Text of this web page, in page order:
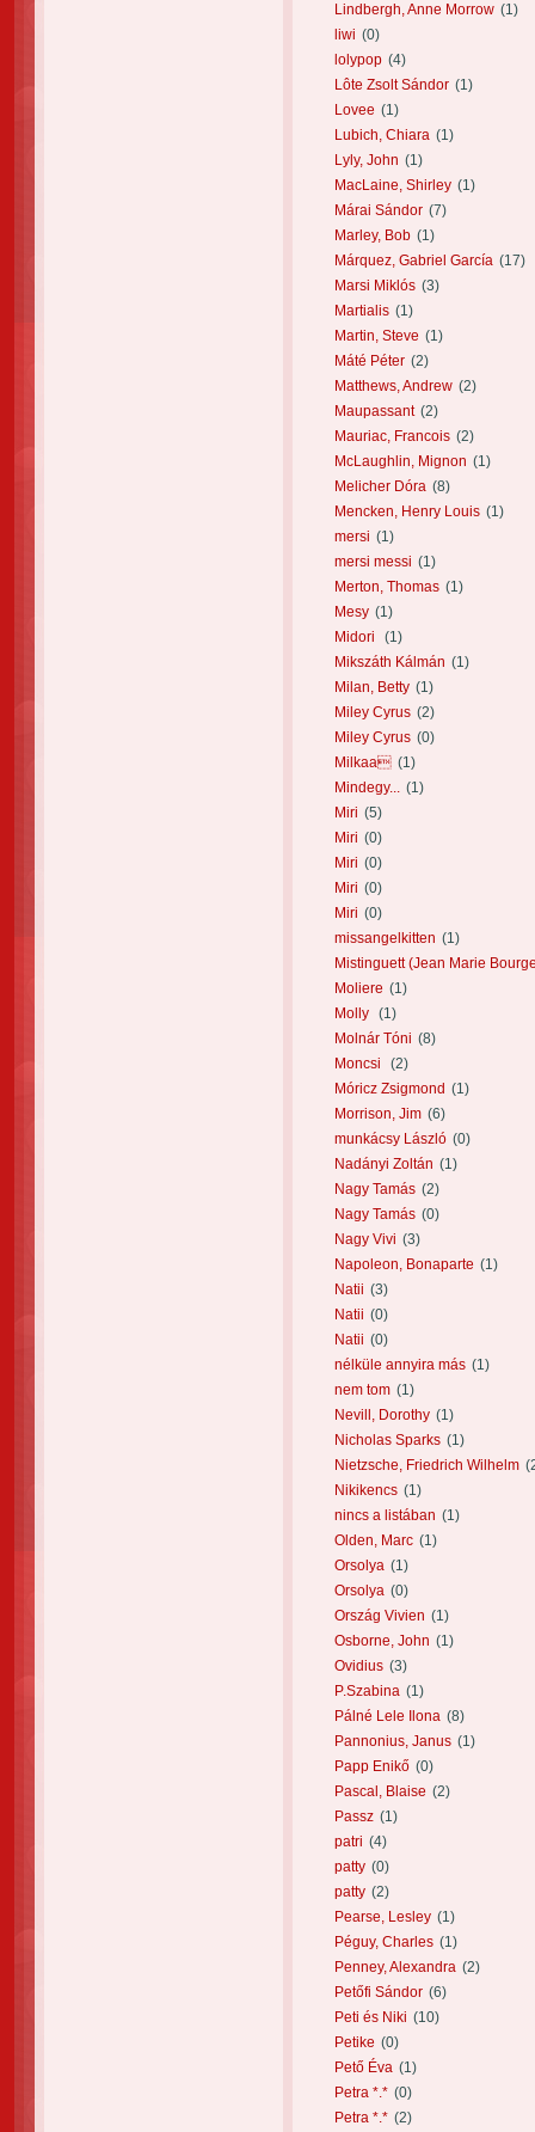
Lindbergh, Anne Morrow (1)
liwi (0)
lolypop (4)
Lôte Zsolt Sándor (1)
Lovee (1)
Lubich, Chiara (1)
Lyly, John (1)
MacLaine, Shirley (1)
Márai Sándor (7)
Marley, Bob (1)
Márquez, Gabriel García (17)
Marsi Miklós (3)
Martialis (1)
Martin, Steve (1)
Máté Péter (2)
Matthews, Andrew (2)
Maupassant (2)
Mauriac, Francois (2)
McLaughlin, Mignon (1)
Melicher Dóra (8)
Mencken, Henry Louis (1)
mersi (1)
mersi messi (1)
Merton, Thomas (1)
Mesy (1)
Midori
(1)
Mikszáth Kálmán (1)
Milan, Betty (1)
Miley Cyrus (2)
Miley Cyrus (0)
Milkaa (1)
Mindegy...
(1)
Miri (5)
Miri (0)
Miri (0)
Miri (0)
Miri (0)
missangelkitten (1)
Mistinguett (Jean Marie
Moliere (1)
Molly
(1)
Molnár Tóni (8)
Moncsi
(2)
Móricz Zsigmond (1)
Morrison, Jim (6)
munkácsy László (0)
Nadányi Zoltán (1)
Nagy Tamás (2)
Nagy Tamás (0)
Nagy Vivi (3)
Napoleon, Bonaparte (1)
Natii (3)
Natii (0)
Natii (0)
nélküle annyira más (1)
nem tom (1)
Nevill, Dorothy (1)
Nicholas Sparks (1)
Nietzsche, Friedrich Wilhelm
Nikikencs (1)
nincs a listában (1)
Olden, Marc (1)
Orsolya (1)
Orsolya (0)
Ország Vivien (1)
Osborne, John (1)
Ovidius (3)
P.Szabina (1)
Pálné Lele Ilona (8)
Pannonius, Janus (1)
Papp Enikő (0)
Pascal, Blaise (2)
Passz (1)
patri (4)
patty (0)
patty (2)
Pearse, Lesley (1)
Péguy, Charles (1)
Penney, Alexandra (2)
Petőfi Sándor (6)
Peti és Niki (10)
Petike (0)
Pető Éva (1)
Petra *.* (0)
Petra *.* (2)